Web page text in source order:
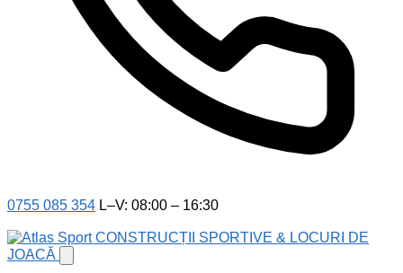
0755 085 354 L–V: 08:00 – 16:30
CONSTRUCȚII SPORTIVE & LOCURI DE
JOACĂ